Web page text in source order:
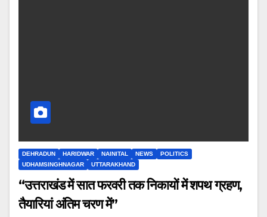
DEHRADUN HARIDWAR NAINITAL NEWS
POLITICS
UDHAMSINGHNAGAR
UTTARAKHAND
“उत्तराखंड में सात फरवरी तक निकायों में शपथ ग्रहण,
तैयारियां अंतिम चरण में”